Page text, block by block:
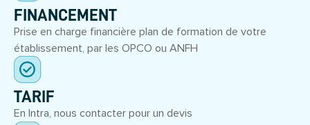
FINANCEMENT
Prise en charge financière plan de formation de votre
établissement, par les OPCO ou ANFH
TARIF
En Intra, nous contacter pour un devis